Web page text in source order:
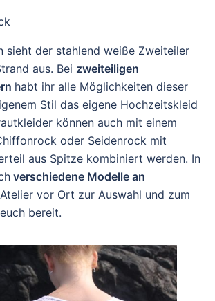
sieht der stahlend weiße Zweiteiler
aus. Bei zweiteiligen
habt ihr alle Möglichkeiten dieser
Stil das eigene Hochzeitskleid
können auch mit einem
oder Seidenrock mit
aus Spitze kombiniert werden. In
verschiedene Modelle an
vor Ort zur Auswahl und zum
bereit.